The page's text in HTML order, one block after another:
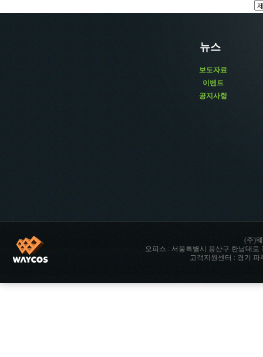
뉴스
보도자료
이벤트
공지사항
(주)
오피스 : 서울특별시 용산구 한남대로
고객지원센터 : 경기 파